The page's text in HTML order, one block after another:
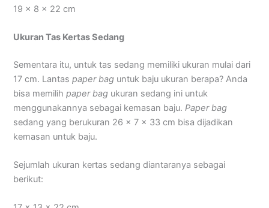
19 x 8 x 22 cm
Ukuran Tas Kertas Sedang
Sementara itu, untuk tas sedang memiliki ukuran mulai dari
17 cm. Lantaspaper bag untuk baju ukuran berapa? Anda
bisa memilihpaper bag ukuran sedang ini untuk
menggunakannya sebagai kemasan baju. Paper bag
sedang yang berukuran 26 x 7 x 33 cm bisa dijadikan
kemasan untuk baju.
Sejumlah ukuran kertas sedang diantaranya sebagai
berikut: